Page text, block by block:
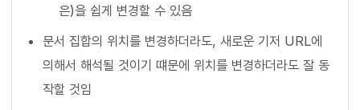
은)을 쉽게 변경할 수 있음
문서 집합의 위치를 변경하더라도, 새로운 기저 URL에
의해서 해석될 것이기 떄문에 위치를 변경하더라도 잘 동
작할 것임